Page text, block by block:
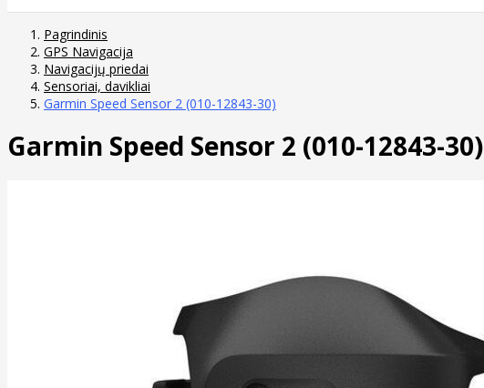
Pagrindinis
GPS Navigacija
Navigacijų priedai
Sensoriai, davikliai
Garmin Speed Sensor 2 (010-12843-30)
Garmin Speed Sensor 2 (010-12843-30)